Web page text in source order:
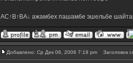
AC↑B↑BA↓ ажамбех пашамбе эшельбе
Добавлено: Ср Дек 06, 2006 7:19 pm Заголовок